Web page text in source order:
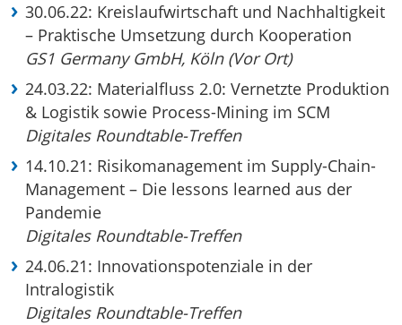
30.06.22: Kreislaufwirtschaft und Nachhaltigkeit
– Praktische Umsetzung durch Kooperation
GS1 Germany GmbH, Köln (Vor Ort)
24.03.22: Materialfluss 2.0: Vernetzte Produktion
& Logistik sowie Process-Mining im SCM
Digitales Roundtable-Treffen
14.10.21: Risikomanagement im Supply-Chain-
Management – Die lessons learned aus der
Pandemie
Digitales Roundtable-Treffen
24.06.21: Innovationspotenziale in der
Intralogistik
Digitales Roundtable-Treffen